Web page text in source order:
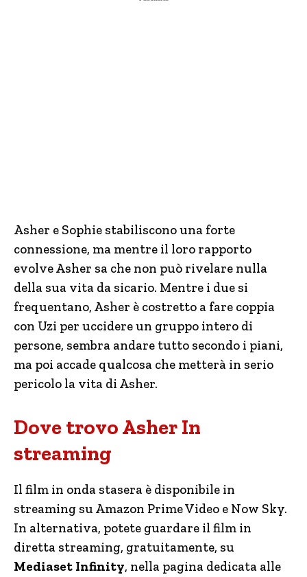
Asher e Sophie stabiliscono una forte
connessione, ma mentre il loro rapporto
evolve Asher sa che non può rivelare nulla
della sua vita da sicario. Mentre i due si
frequentano, Asher è costretto a fare coppia
con Uzi per uccidere un gruppo intero di
persone, sembra andare tutto secondo i piani,
ma poi accade qualcosa che metterà in serio
pericolo la vita di Asher.
Dove trovo Asher In
streaming
Il film in onda stasera è disponibile in
streaming su Amazon Prime Video e Now Sky.
In alternativa, potete guardare il film in
diretta streaming, gratuitamente, su
Mediaset Infinity, nella pagina dedicata alle